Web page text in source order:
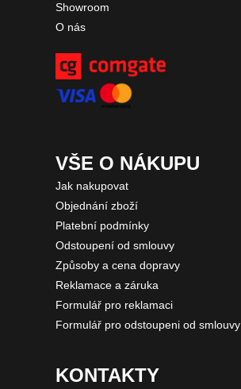
Showroom
O nás
VŠE O NÁKUPU
Jak nakupovat
Objednání zboží
Platební podmínky
Odstoupení od smlouvy
Způsoby a cena dopravy
Reklamace a záruka
Formulář pro reklamaci
Formulář pro odstoupeni od smlouvy
KONTAKTY